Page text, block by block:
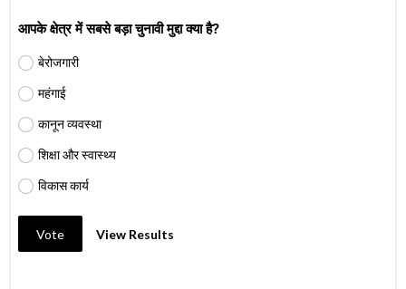
आपके क्षेत्र में सबसे बड़ा चुनावी मुद्दा क्या है?
बेरोजगारी
महंगाई
कानून व्यवस्था
शिक्षा और स्वास्थ्य
विकास कार्य
Vote View Results